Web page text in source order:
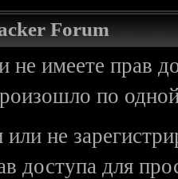
Forum
имеете прав
по
не
доступа для